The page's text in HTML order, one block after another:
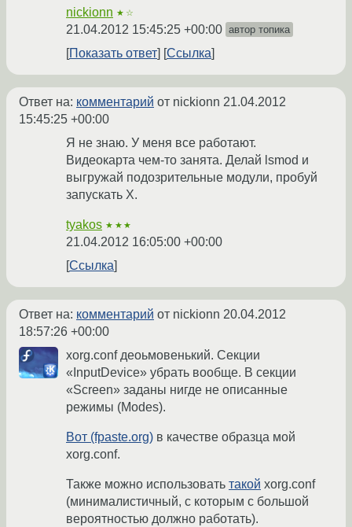
nickionn ★☆
21.04.2012 15:45:25 +00:00 автор топика
Показать ответ Ссылка
Ответ на: комментарий от nickionn 21.04.2012
15:45:25 +00:00
Я не знаю. У меня все работают.
Видеокарта чем-то занята. Делай lsmod и
выгружай подозрительные модули, пробуй
запускать Х.
tyakos ★★★
21.04.2012 16:05:00 +00:00
Ссылка
Ответ на: комментарий от nickionn 20.04.2012
18:57:26 +00:00
xorg.conf деоьмовенький. Секции
«InputDevice» убрать вообще. В секции
«Screen» заданы нигде не описанные
режимы (Modes).
Вот (fpaste.org) в качестве образца мой
xorg.conf.
Также можно использовать такой xorg.conf
(минималистичный, с которым с большой
вероятностью должно работать).